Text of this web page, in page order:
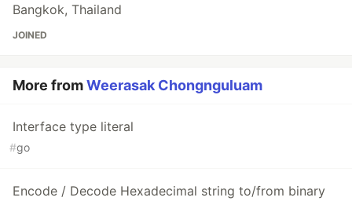
Bangkok, Thailand
JOINED
More fromWeerasak Chongnguluam
Interface type literal
#go
Encode / Decode Hexadecimal string to/from binary